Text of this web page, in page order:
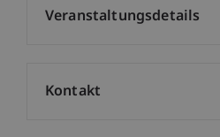
Veranstaltungsdetails
Kontakt